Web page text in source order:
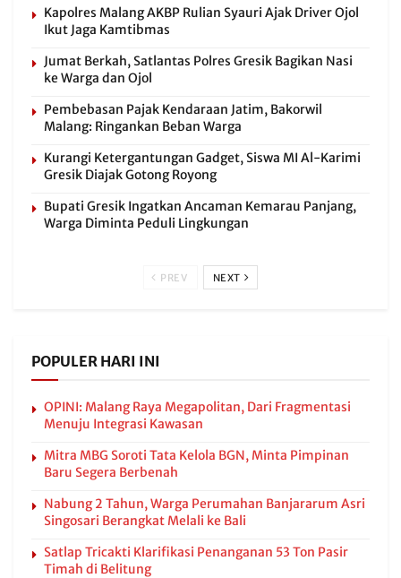
Kapolres Malang AKBP Rulian Syauri Ajak Driver Ojol
Ikut Jaga Kamtibmas
Jumat Berkah, Satlantas Polres Gresik Bagikan Nasi
ke Warga dan Ojol
Pembebasan Pajak Kendaraan Jatim, Bakorwil
Malang: Ringankan Beban Warga
Kurangi Ketergantungan Gadget, Siswa MI Al-Karimi
Gresik Diajak Gotong Royong
Bupati Gresik Ingatkan Ancaman Kemarau Panjang,
Warga Diminta Peduli Lingkungan
PREV NEXT
POPULER HARI INI
OPINI: Malang Raya Megapolitan, Dari Fragmentasi
Menuju Integrasi Kawasan
Mitra MBG Soroti Tata Kelola BGN, Minta Pimpinan
Baru Segera Berbenah
Nabung 2 Tahun, Warga Perumahan Banjararum Asri
Singosari Berangkat Melali ke Bali
Satlap Tricakti Klarifikasi Penanganan 53 Ton Pasir
Timah di Belitung